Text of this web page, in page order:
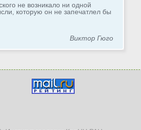
не возникало ни одной
которую он не запечатлел бы
Виктор Гюго